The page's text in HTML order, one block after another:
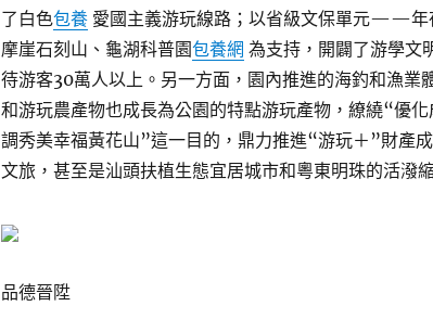
了白色包養愛國主義游玩線路；以省級文保單元——年
摩崖石刻山、龜湖科普園包養網 為支持，開闢了游學文
待游客30萬人以上。另一方面，園內推進的海釣和漁業
和游玩農產物也成長為公園的特點游玩產物，繚繞“優
調秀美幸福黃花山”這一目的，鼎力推進“游玩＋”財產
文旅，甚至是汕頭扶植生態宜居城市和粵東明珠的活潑
品德晉陞